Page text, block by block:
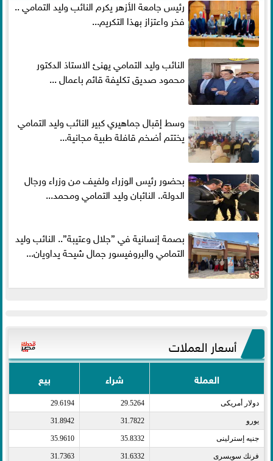
رئيس جامعة الأزهر يكرم النائب وليد التمامي ..
فخر واعتزاز بهذا التكريم...
النائب وليد التمامي يهنئ الاستاذ الدكتور
محمود صديق تكليفة قائم باعمال ...
وسط إقبال جماهيري كبير النائب وليد التمامي
يختتم أضخم قافلة طبية مجانية...
بحضور رئيس الوزراء ولفيف من وزراء ورجال
الدولة.. النائبان وليد التمامي ومحمد...
بصمة إنسانية في ”جلال وعتيبة”.. النائب وليد
التمامي والبروفيسور جمال شيحة يداويان...
أسعار العملات
العملة شراء بيع
دولار أمريكى​ 29.5264
29.6194
يورو​ 31.7822
31.8942
جنيه إسترلينى​ 35.8332
35.9610
فرنك سويسرى​ 31.6332
31.7363